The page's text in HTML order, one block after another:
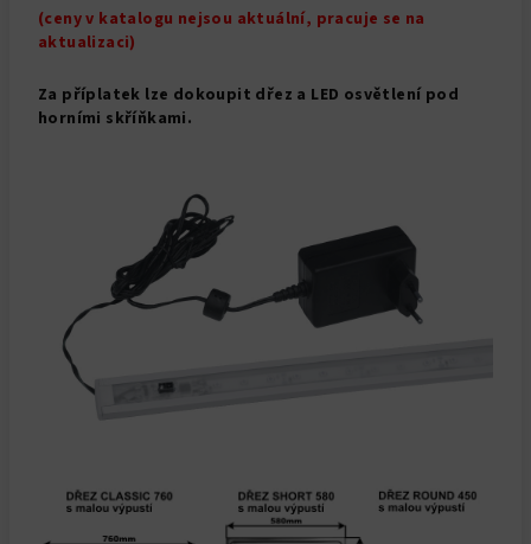
(ceny v katalogu nejsou aktuální, pracuje se na
aktualizaci)
Za příplatek lze dokoupit dřez a LED osvětlení pod
horními skříňkami.